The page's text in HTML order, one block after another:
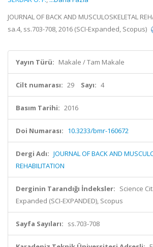
JOURNAL OF BACK AND MUSCULOSKELETAL
sa.4, ss.703-708, 2016 (SCI-Expanded, Scopus)
Yayın Türü: Makale / Tam Makale
Cilt numarası: 29 Sayı: 4
Basım Tarihi: 2016
Doi Numarası: 10.3233/bmr-160672
Dergi Adı: JOURNAL OF BACK AND
REHABILITATION
Derginin Tarandığı İndeksler: Science
Expanded (SCI-EXPANDED), Scopus
Sayfa Sayıları: ss.703-708